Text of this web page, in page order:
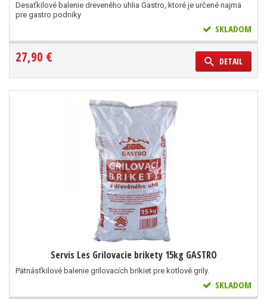
Desaťkilové balenie dreveného uhlia Gastro, ktoré je určené najmä
pre gastro podniky
SKLADOM
27,90 € DETAIL
Servis Les Grilovacie brikety 15kg GASTRO
Pätnásťkilové balenie grilovacích brikiet pre kotlové grily.
SKLADOM